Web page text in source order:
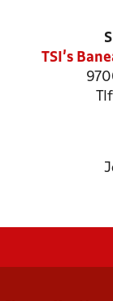
TSI's